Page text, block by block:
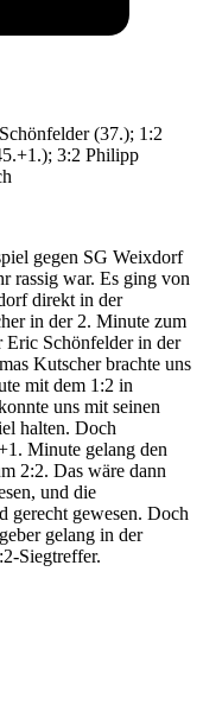
(37.); 1:2
3:2 Philipp
gegen SG Weixdorf
rassig war. Es ging von
direkt in der
in der 2. Minute zum
Eric Schönfelder in der
Kutscher brachte uns
mit dem 1:2 in
uns mit seinen
halten. Doch
Minute gelang den
2:2. Das wäre dann
und die
gerecht gewesen. Doch
gelang in der
Siegtreffer.